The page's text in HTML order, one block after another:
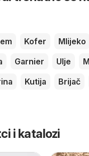
Kofer Mlijeko
Garnier Ulje
Kutija Brijač
i katalozi